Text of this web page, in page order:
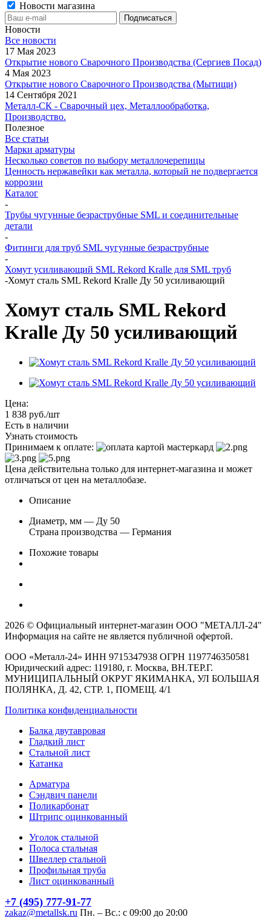
Новости магазина
Новости
Все новости
17 Мая 2023
Открытие нового Сварочного Производства (Сергиев Посад)
4 Мая 2023
Открытие нового Сварочного Производства (Мытищи)
14 Сентября 2021
Металл-СК - Сварочный цех, Металлообработка,
Производство.
Полезное
Все статьи
Марки арматуры
Несколько советов по выбору металлочерепицы
Ценность нержавейки как металла, который не подвергается
коррозии
Каталог
-
Трубы чугунные безраструбные SML и соединительные
детали
-
Фитинги для труб SML чугунные безраструбные
-
Хомут усиливающий SML Rekord Kralle для SML труб
-Хомут сталь SML Rekord Kralle Ду 50 усиливающий
Хомут сталь SML Rekord
Kralle Ду 50 усиливающий
Цена:
1 838 руб./шт
Есть в наличии
Узнать стоимость
Принимаем к оплате:
Цена действительна только для интернет-магазина и может
отличаться от цен на металлобазе.
Описание
Диаметр, мм — Ду 50
Страна производства — Германия
Похожие товары
2026 © Официальный интернет-магазин ООО "МЕТАЛЛ-24"
Информация на сайте не является публичной офертой.
ООО «Металл-24» ИНН 9715347938 ОГРН 1197746350581
Юридический адрес: 119180, г. Москва, ВН.ТЕР.Г.
МУНИЦИПАЛЬНЫЙ ОКРУГ ЯКИМАНКА, УЛ БОЛЬШАЯ
ПОЛЯНКА, Д. 42, СТР. 1, ПОМЕЩ. 4/1
Политика конфиденциальности
Балка двутавровая
Гладкий лист
Стальной лист
Катанка
Арматура
Сэндвич панели
Поликарбонат
Штрипс оцинкованный
Уголок стальной
Полоса стальная
Швеллер стальной
Профильная труба
Лист оцинкованный
+7 (495) 777-91-77
zakaz@metallsk.ru Пн. – Вс.: с 09:00 до 20:00